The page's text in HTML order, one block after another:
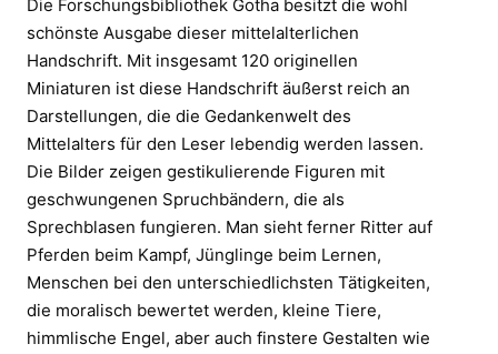
Die Forschungsbibliothek Gotha besitzt die wohl
schönste Ausgabe dieser mittelalterlichen
Handschrift. Mit insgesamt 120 originellen
Miniaturen ist diese Handschrift äußerst reich an
Darstellungen, die die Gedankenwelt des
Mittelalters für den Leser lebendig werden lassen.
Die Bilder zeigen gestikulierende Figuren mit
geschwungenen Spruchbändern, die als
Sprechblasen fungieren. Man sieht ferner Ritter auf
Pferden beim Kampf, Jünglinge beim Lernen,
Menschen bei den unterschiedlichsten Tätigkeiten,
die moralisch bewertet werden, kleine Tiere,
himmlische Engel, aber auch finstere Gestalten wie